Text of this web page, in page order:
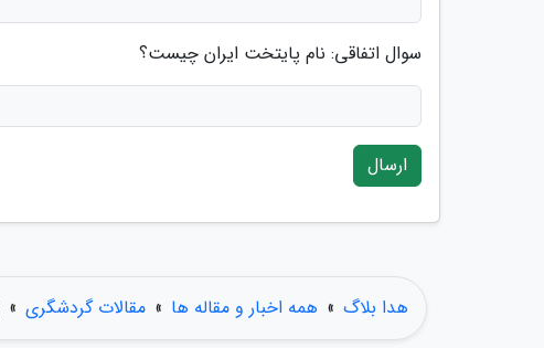
سوال اتفاقی: نام پایتخت ایران چیست؟
ارسال
هدا بلاگ » همه اخبار و مقاله ها » مقالات گردشگری »